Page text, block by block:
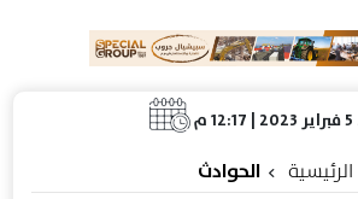
الرئيسية الحوادث